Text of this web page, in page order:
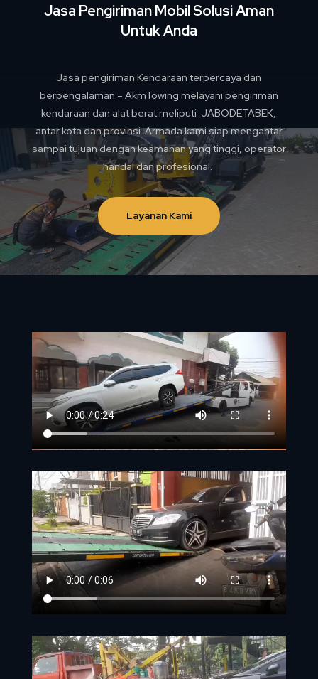
Jasa Pengiriman Mobil Solusi Aman
Untuk Anda
Jasa pengiriman Kendaraan terpercaya dan
berpengalaman – AkmTowing melayani pengiriman
kendaraan dan alat berat meliputi JABODETABEK,
antar kota dan provinsi. Armada kami siap mengantar
sampai tujuan dengan keamanan yang tinggi, operator
handal dan profesional.
Layanan Kami